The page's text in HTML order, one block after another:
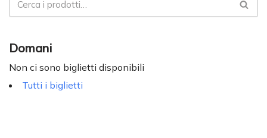
Domani
Non ci sono biglietti disponibili
Tutti i biglietti